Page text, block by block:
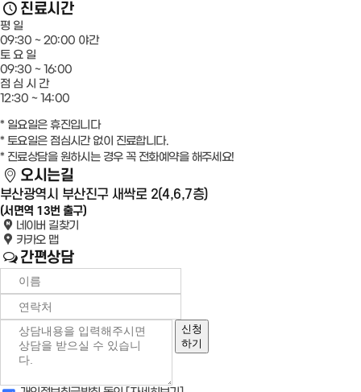
진료시간
평 일
09:30 ~ 20:00 야간
토 요 일
09:30 ~ 16:00
점 심 시 간
12:30 ~ 14:00
* 일요일은 휴진입니다
* 토요일은 점심시간 없이 진료합니다.
* 진료상담을 원하시는 경우 꼭 전화예약을 해주세요!
오시는길
부산광역시 부산진구 새싹로 2(4,6,7층)
(서면역 13번 출구)
네이버 길찾기
카카오 맵
간편상담
신청
하기